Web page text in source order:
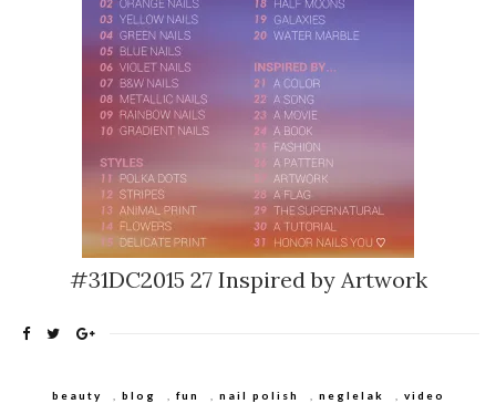
#31DC2015 27 Inspired by Artwork
beauty blog fun nail polish neglelak video